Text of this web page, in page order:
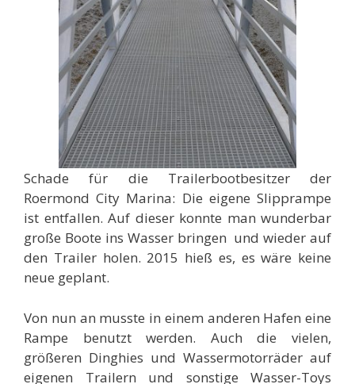
Schade für die Trailerbootbesitzer der
Roermond City Marina: Die eigene Slipprampe
ist entfallen. Auf dieser konnte man wunderbar
große Boote ins Wasser bringen und wieder auf
den Trailer holen. 2015 hieß es, es wäre keine
neue geplant.
Von nun an musste in einem anderen Hafen eine
Rampe benutzt werden. Auch die vielen,
größeren Dinghies und Wassermotorräder auf
eigenen Trailern und sonstige Wasser-Toys